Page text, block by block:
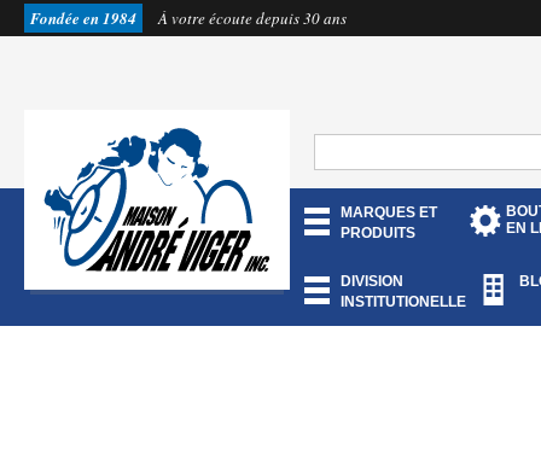
Fondée en 1984 À votre écoute depuis 30 ans
MARQUES ET
PRODUITS
EN
DIVISION
INSTITUTIONELLE